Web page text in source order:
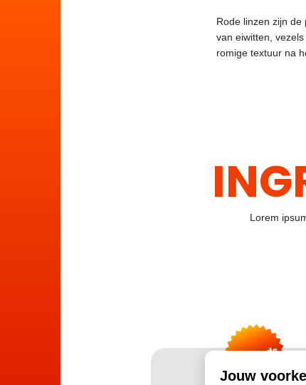
Jouw
Rode linzen zijn
van eiwitten,
romige textuur na
Lorem